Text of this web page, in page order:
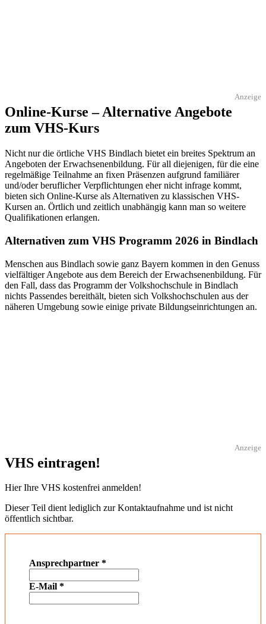
Anzeige
Online-Kurse – Alternative Angebote
zum VHS-Kurs
Nicht nur die örtliche VHS Bindlach bietet ein breites Spektrum an
Angeboten der Erwachsenenbildung. Für all diejenigen, für die eine
regelmäßige Teilnahme an fixen Präsenzen aufgrund familiärer
und/oder beruflicher Verpflichtungen eher nicht infrage kommt,
bieten sich Online-Kurse als Alternativen zu klassischen VHS-
Kursen an. Örtlich und zeitlich unabhängig kann man so weitere
Qualifikationen erlangen.
Alternativen zum VHS Programm 2026 in Bindlach
Menschen aus Bindlach sowie ganz Bayern kommen in den Genuss
vielfältiger Angebote aus dem Bereich der Erwachsenenbildung. Für
den Fall, dass das Programm der Volkshochschule in Bindlach
nichts Passendes bereithält, bieten sich Volkshochschulen aus der
näheren Umgebung sowie einige private Bildungseinrichtungen an.
Anzeige
VHS eintragen!
Hier Ihre VHS kostenfrei anmelden!
Dieser Teil dient lediglich zur Kontaktaufnahme und ist nicht
öffentlich sichtbar.
Ansprechpartner *
E-Mail *